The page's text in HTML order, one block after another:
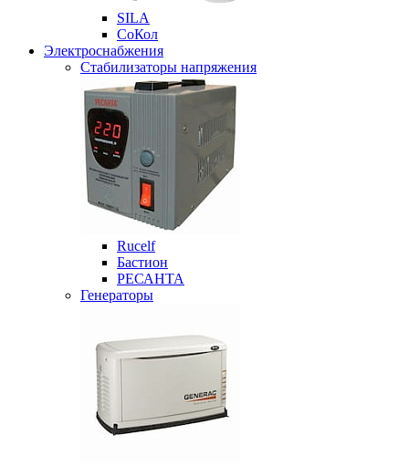
SILA
СоКол
Электроснабжения
Стабилизаторы напряжения
Rucelf
Бастион
РЕСАНТА
Генераторы